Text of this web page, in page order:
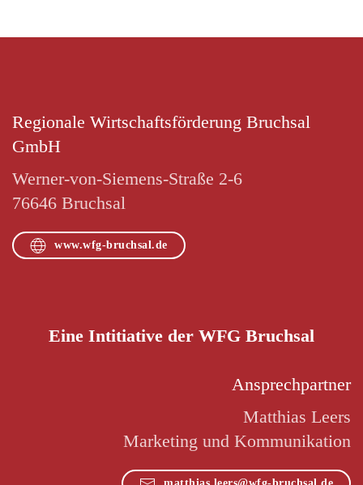
Regionale Wirtschaftsförderung Bruchsal
GmbH
Werner-von-Siemens-Straße 2-6
76646 Bruchsal
www.wfg-bruchsal.de
Eine Intitiative der WFG Bruchsal
Ansprechpartner
Matthias Leers
Marketing und Kommunikation